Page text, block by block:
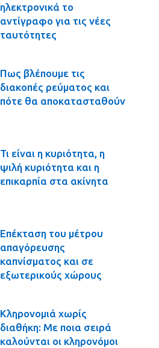
ηλεκτρονικά το
αντίγραφο για τις νέες
ταυτότητες
Πως βλέπουμε τις
διακοπές ρεύματος και
πότε θα αποκατασταθούν
Τι είναι η κυριότητα, η
ψιλή κυριότητα και η
επικαρπία στα ακίνητα
Επέκταση του μέτρου
απαγόρευσης
καπνίσματος και σε
εξωτερικούς χώρους
Κληρονομιά χωρίς
διαθήκη: Με ποια σειρά
καλούνται οι κληρονόμοι